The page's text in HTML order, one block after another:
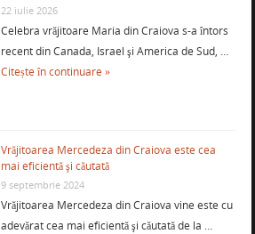
22 iulie 2026
Celebra vrăjitoare Maria din Craiova s-a întors
recent din Canada, Israel şi America de Sud, …
Citește în continuare »
Vrăjitoarea Mercedeza din Craiova este cea
mai eficientă şi căutată
9 septembrie 2024
Vrăjitoarea Mercedeza din Craiova vine este cu
adevărat cea mai eficientă şi căutată de la …